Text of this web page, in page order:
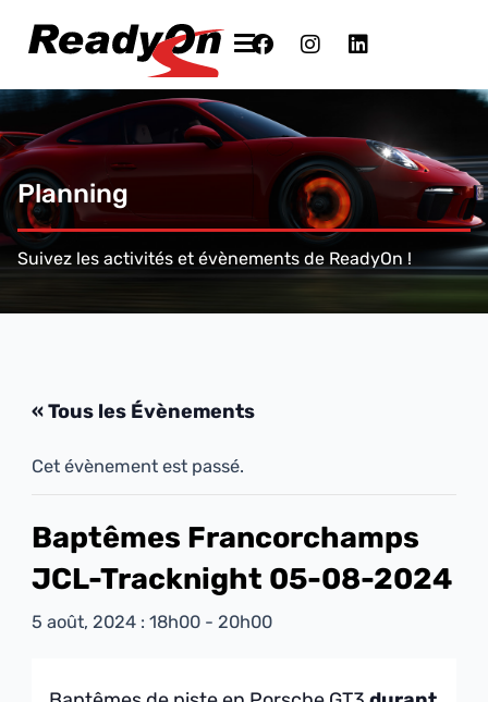
Planning
Suivez les activités et évènements de ReadyOn !
« Tous les Évènements
Cet évènement est passé.
Baptêmes Francorchamps
JCL-Tracknight 05-08-2024
5 août, 2024 : 18h00- 20h00